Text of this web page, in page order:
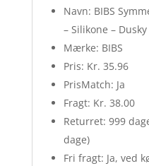
Navn: BIBS
– Silikone –
Mærke: BIBS
Pris: Kr. 35.96
PrisMatch: Ja
Fragt: Kr. 38.00
Returret: 999
dage)
Fri fragt: Ja, ved